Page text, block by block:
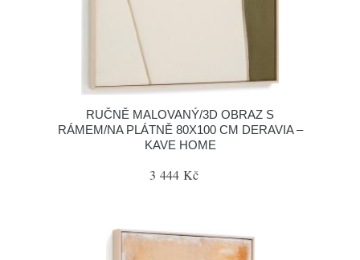
RUČNĚ MALOVANÝ/3D OBRAZ S
RÁMEM/NA PLÁTNĚ 80X100 CM DERAVIA –
KAVE HOME
3 444 Kč